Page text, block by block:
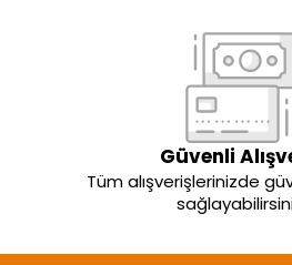
Güvenli
Tüm alışverişlerinizde